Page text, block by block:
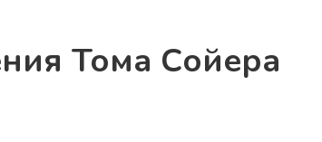
Тома Сойера